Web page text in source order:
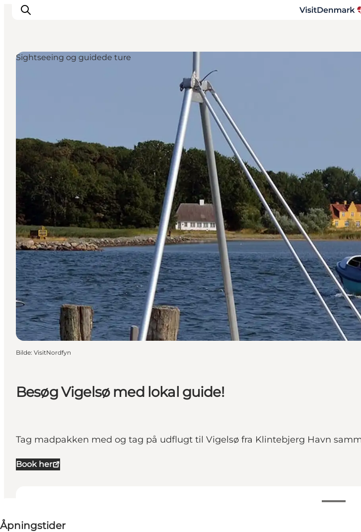
Planlegg reisen
Besøg Vigelsø med lokal guide!
Tag madpakken med og tag på udflugt til Vigelsø fra Klintebjerg Havn
Book her
Åpningstider
Besøk nettside
Sightseeing og guidede ture
Bilde: VisitNordfyn